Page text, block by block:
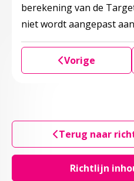
Richtlijn
berekening van de
niet wordt aangepast
Vorige
Terug naar